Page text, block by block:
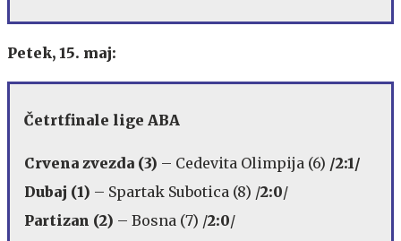
Petek, 15. maj:
Četrtfinale lige ABA
Crvena zvezda (3) – Cedevita Olimpija (6) /2:1/
Dubaj (1) – Spartak Subotica (8) /2:0/
Partizan (2) – Bosna (7) /2:0/